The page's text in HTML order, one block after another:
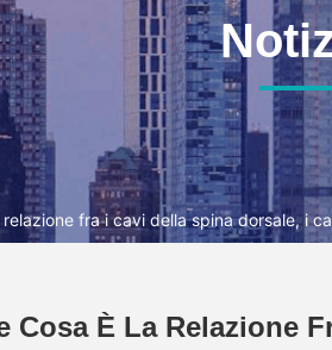
fra i cavi della spina dorsale, i
Cosa È La Relazione